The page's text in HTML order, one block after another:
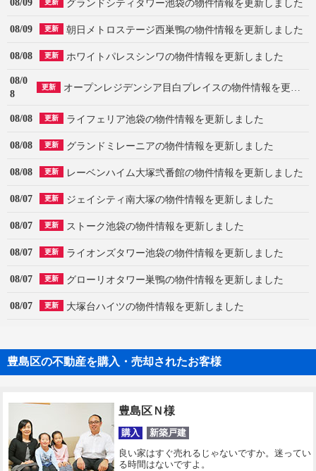
08/09 更新 グランドシティタワー池袋の物件情報を更新しました
08/09 更新 朝日メトロステージ西巣鴨の物件情報を更新しました
08/08 更新 ホワイトパレスシンワの物件情報を更新しました
08/0
8
更新 オープンレジデンシア目白プレイスの物件情報を更新しました
08/08 更新 ライフェリア池袋の物件情報を更新しました
08/08 更新 グランドミレーニアの物件情報を更新しました
08/08 更新 レーベンハイム大塚弐番館の物件情報を更新しました
08/07 更新 ジェイシティ南大塚の物件情報を更新しました
08/07 更新 ストーク池袋の物件情報を更新しました
08/07 更新 ライオンズタワー池袋の物件情報を更新しました
08/07 更新 グローリオタワー巣鴨の物件情報を更新しました
08/07 更新 大塚台ハイツの物件情報を更新しました
豊島区の不動産を購入・売却されたお客様
豊島区Ｎ様
購入 新築戸建
良い家はすぐ売れるじゃないですか。迷ってい
る時間はないですよ。